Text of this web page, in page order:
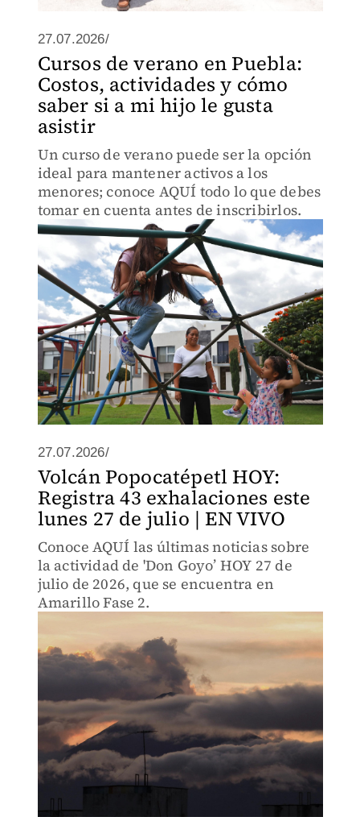
27.07.2026/
Cursos de verano en Puebla:
Costos, actividades y cómo
saber si a mi hijo le gusta
asistir
Un curso de verano puede ser la opción
ideal para mantener activos a los
menores; conoce AQUÍ todo lo que debes
tomar en cuenta antes de inscribirlos.
27.07.2026/
Volcán Popocatépetl HOY:
Registra 43 exhalaciones este
lunes 27 de julio | EN VIVO
Conoce AQUÍ las últimas noticias sobre
la actividad de 'Don Goyo’ HOY 27 de
julio de 2026, que se encuentra en
Amarillo Fase 2.